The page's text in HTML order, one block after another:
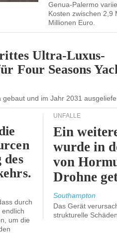
Genua-Palermo
Kosten zwischen 2,9
Millionen Euro.
Ultra-Luxus-
Four Seasons
gebaut und im Jahr 2031
durch
um die
UNFÄLLE
Ein
wurde in
von
Drohne
Southampton
Das Gerät
strukturelle